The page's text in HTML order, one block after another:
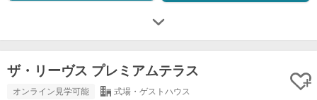
ザ・リーヴス プレミアムテラス
オンライン見学可能 式場・ゲストハウス